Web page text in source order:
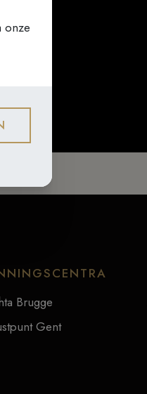
Brugge
Gent
onze